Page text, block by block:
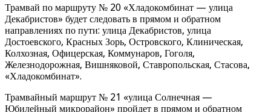
Трамвай по маршруту № 20 «Хладокомбинат — улица
Декабристов» будет следовать в прямом и обратном
направлениях по пути: улица Декабристов, улица
Достоевского, Красных Зорь, Островского, Клиническая,
Колхозная, Офицерская, Коммунаров, Гоголя,
Железнодорожная, Вишняковой, Ставропольская, Стасова,
«Хладокомбинат».
Трамвайный маршрут № 21 «улица Солнечная —
Юбилейный микрорайон» пройдет в прямом и обратном